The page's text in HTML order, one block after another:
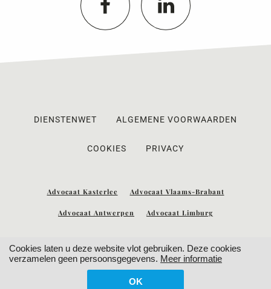
DIENSTENWET ALGEMENE VOORWAARDEN
COOKIES PRIVACY
Advocaat Kasterlee Advocaat Vlaams-Brabant
Advocaat Antwerpen Advocaat Limburg
FROM ALWAYS AWAKE
Cookies laten u deze website vlot gebruiken. Deze cookies
verzamelen geen persoonsgegevens. Meer informatie
OK